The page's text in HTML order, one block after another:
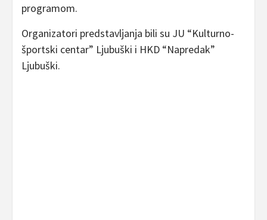
programom.
Organizatori predstavljanja bili su JU “Kulturno-
športski centar” Ljubuški i HKD “Napredak”
Ljubuški.